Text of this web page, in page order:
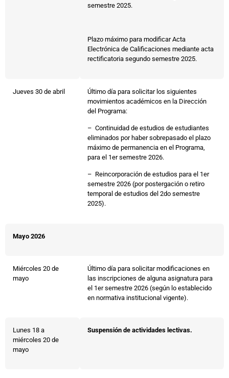
semestre 2025.
Plazo máximo para modificar Acta
Electrónica de Calificaciones mediante acta
rectificatoria segundo semestre 2025.
Jueves 30 de abril
Último día para solicitar los siguientes
movimientos académicos en la Dirección
del Programa:
– Continuidad de estudios de estudiantes
eliminados por haber sobrepasado el plazo
máximo de permanencia en el Programa,
para el 1er semestre 2026.
– Reincorporación de estudios para el 1er
semestre 2026 (por postergación o retiro
temporal de estudios del 2do semestre
2025).
Mayo 2026
Miércoles 20 de
mayo
Último día para solicitar modificaciones en
las inscripciones de alguna asignatura para
el 1er semestre 2026 (según lo establecido
en normativa institucional vigente).
Lunes 18 a
miércoles 20 de
mayo
Suspensión de actividades lectivas.